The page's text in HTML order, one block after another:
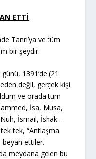
ETTİ
Tanrı’ya ve tüm
bir şeydir.
1391’de (21
değil, gerçek kişi
ve orada tüm
İsa, Musa,
İsmail, İshak …
tek, “Antlaşma
beyan ettiler.
meydana gelen bu